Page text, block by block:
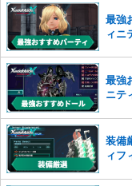
った場合は、法的措置
かじめご理解ください
最強
ィニ
最強
ニテ
装備
ィフ